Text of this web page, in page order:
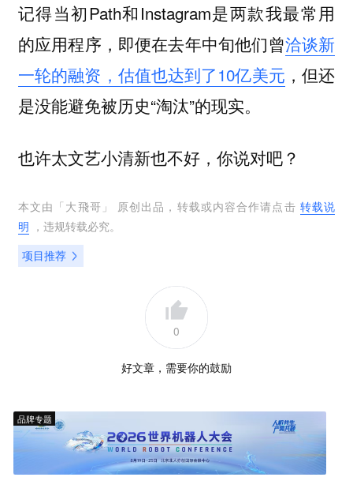
记得当初Path和Instagram是两款我最常用
的应用程序，即便在去年中旬他们曾洽谈新
一轮的融资，估值也达到了10亿美元 ，但还
是没能避免被历史“淘汰”的现实。
也许太文艺小清新也不好，你说对吧？
本文由「 大飛哥 」 原创出品，转载或内容合作请点击 转载说
明 ，违规转载必究。
项目推荐
0
好文章，需要你的鼓励
品牌专题